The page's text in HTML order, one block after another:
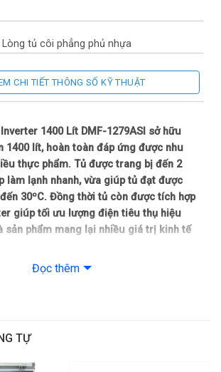
tủ côi phẳng phủ nhựa
Bảng điều khiển cảm ứng
50Hz
10ºC < -30ºC
265 cm – Sâu 89 cm – Cao 91 cm
tiết kiệm điện
CHI TIẾT THÔNG SỐ KỸ THUẬT
1400 Lít DMF-1279ASI sở hữu
1400 lít, hoàn toàn đáp ứng được nhu
thực phẩm. Tủ được trang bị đến 2
làm lạnh nhanh, vừa giúp tủ đạt được
30ºC. Đồng thời tủ còn được tích hợp
giúp tối ưu lượng điện tiêu thụ hiệu
sản phẩm mang lại nhiều giá trị kinh tế
Inverter 1400 Lít DMF-1279ASI –
mang lại sự tiện nghi cho người dùng
trang bị đến 3 cánh cửa giúp người dùng
Đọc thêm
TỰ